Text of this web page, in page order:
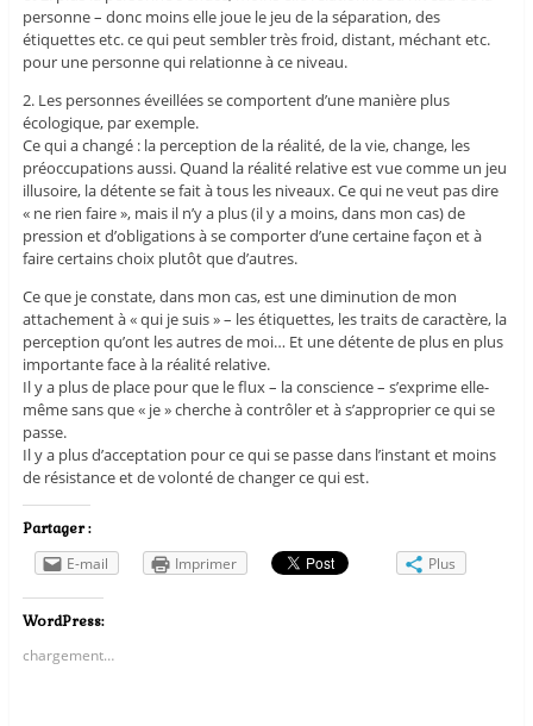
personne – donc moins elle joue le jeu de la séparation, des
étiquettes etc. ce qui peut sembler très froid, distant, méchant etc.
pour une personne qui relationne à ce niveau.
2. Les personnes éveillées se comportent d’une manière plus
écologique, par exemple.
Ce qui a changé : la perception de la réalité, de la vie, change, les
préoccupations aussi. Quand la réalité relative est vue comme un jeu
illusoire, la détente se fait à tous les niveaux. Ce qui ne veut pas dire
« ne rien faire », mais il n’y a plus (il y a moins, dans mon cas) de
pression et d’obligations à se comporter d’une certaine façon et à
faire certains choix plutôt que d’autres.
Ce que je constate, dans mon cas, est une diminution de mon
attachement à « qui je suis » – les étiquettes, les traits de caractère, la
perception qu’ont les autres de moi… Et une détente de plus en plus
importante face à la réalité relative.
Il y a plus de place pour que le flux – la conscience – s’exprime elle-
même sans que « je » cherche à contrôler et à s’approprier ce qui se
passe.
Il y a plus d’acceptation pour ce qui se passe dans l’instant et moins
de résistance et de volonté de changer ce qui est.
Partager :
E-mail Imprimer Plus
WordPress:
chargement…